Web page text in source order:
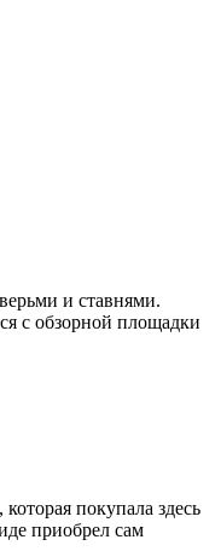
и ставнями.
с обзорной площадки
покупала здесь
приобрел сам